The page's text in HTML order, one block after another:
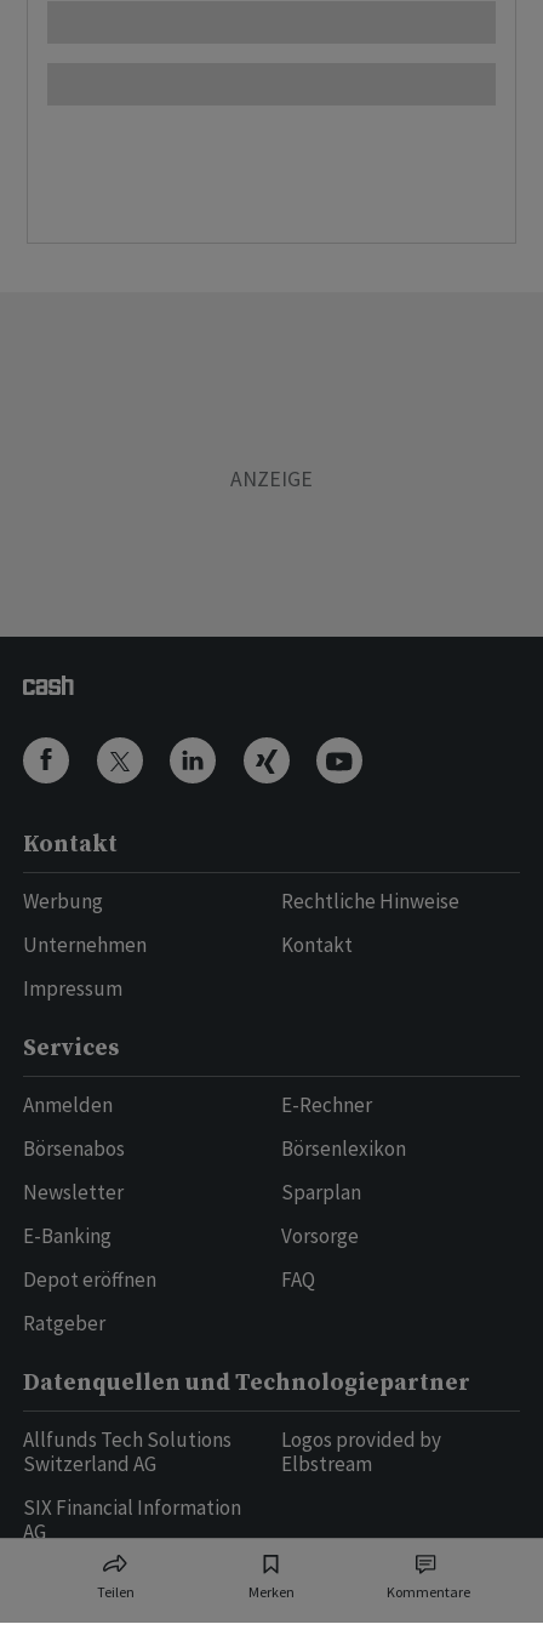
Teilen Merken Kommentare
Kontakt
Werbung
Unternehmen
Impressum
Rechtliche Hinweise
Kontakt
Services
Anmelden
Börsenabos
Newsletter
E-Banking
Depot eröffnen
Ratgeber
E-Rechner
Börsenlexikon
Sparplan
Vorsorge
FAQ
Datenquellen und Technologiepartner
Allfunds Tech Solutions
Switzerland AG
SIX Financial Information
AG
Logos provided by
Elbstream
Ringier AG | Ringier Medien Schweiz